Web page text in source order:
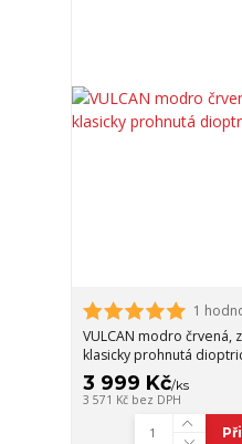
1
VULCAN modro črvená,
klasicky prohnutá
3 999 Kč/ks
3 571 Kč bez DPH